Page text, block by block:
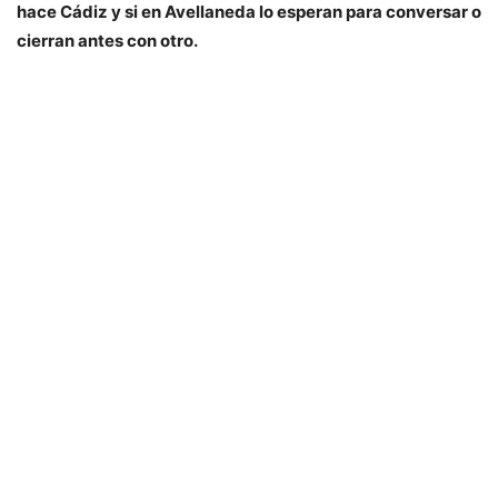
hace Cádiz y si en Avellaneda lo esperan para conversar o
cierran antes con otro.